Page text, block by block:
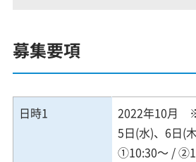
募集要項
日時1
2022年10月
5日(水)、6日(
①10:30～ /